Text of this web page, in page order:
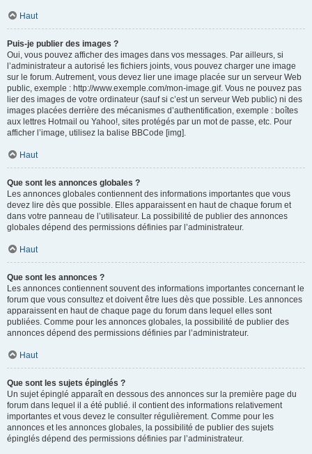
Haut
Puis-je publier des images ?
Oui, vous pouvez afficher des images dans vos messages. Par ailleurs, si
l’administrateur a autorisé les fichiers joints, vous pouvez charger une image
sur le forum. Autrement, vous devez lier une image placée sur un serveur Web
public, exemple : http://www.exemple.com/mon-image.gif. Vous ne pouvez pas
lier des images de votre ordinateur (sauf si c’est un serveur Web public) ni des
images placées derrière des mécanismes d’authentification, exemple : boîtes
aux lettres Hotmail ou Yahoo!, sites protégés par un mot de passe, etc. Pour
afficher l’image, utilisez la balise BBCode [img].
Haut
Que sont les annonces globales ?
Les annonces globales contiennent des informations importantes que vous
devez lire dès que possible. Elles apparaissent en haut de chaque forum et
dans votre panneau de l’utilisateur. La possibilité de publier des annonces
globales dépend des permissions définies par l’administrateur.
Haut
Que sont les annonces ?
Les annonces contiennent souvent des informations importantes concernant le
forum que vous consultez et doivent être lues dès que possible. Les annonces
apparaissent en haut de chaque page du forum dans lequel elles sont
publiées. Comme pour les annonces globales, la possibilité de publier des
annonces dépend des permissions définies par l’administrateur.
Haut
Que sont les sujets épinglés ?
Un sujet épinglé apparaît en dessous des annonces sur la première page du
forum dans lequel il a été publié. il contient des informations relativement
importantes et vous devez le consulter régulièrement. Comme pour les
annonces et les annonces globales, la possibilité de publier des sujets
épinglés dépend des permissions définies par l’administrateur.